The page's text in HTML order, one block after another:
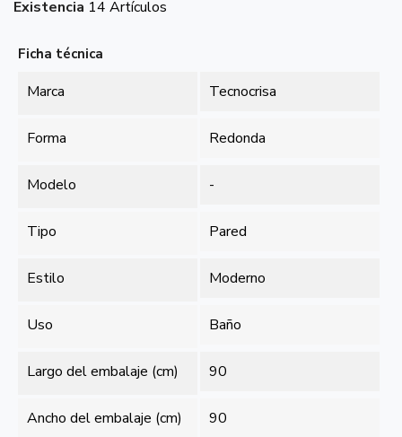
Existencia 14 Artículos
Ficha técnica
Marca Tecnocrisa
Forma Redonda
Modelo -
Tipo Pared
Estilo Moderno
Uso Baño
Largo del embalaje (cm) 90
Ancho del embalaje (cm) 90